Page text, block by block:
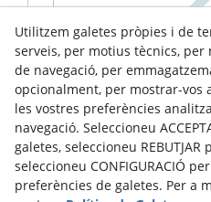
Utilitzem galetes pròpies i de
serveis, per motius tècnics,
de navegació, per
opcionalment, per mostrar-vos
les vostres preferències
navegació. Seleccioneu
galetes, seleccioneu
seleccioneu CONFIGURACIÓ
preferències de galetes. Per a